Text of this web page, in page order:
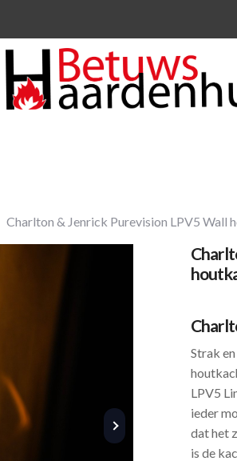
Charlton & Jenrick Purevision LPV5 Wall
Strak
LPV5
ieder
dat het
is de